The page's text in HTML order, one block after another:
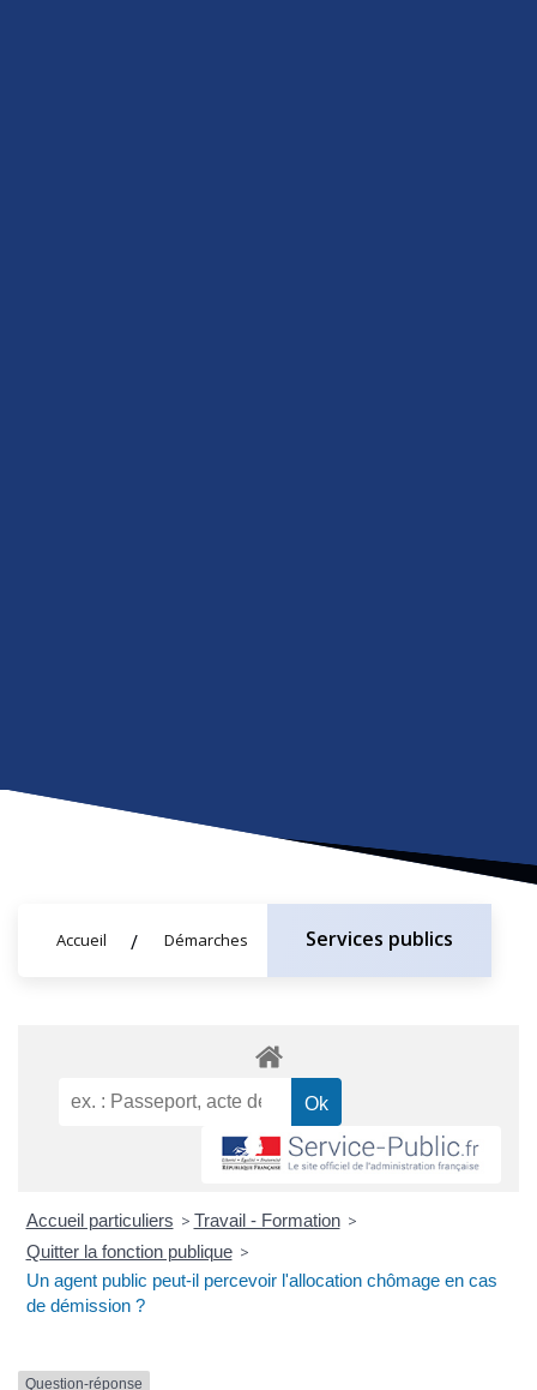
Accueil Démarches Services publics
Accueil particuliers > Travail - Formation >
Quitter la fonction publique >
Un agent public peut-il percevoir l'allocation chômage en cas
de démission ?
Question-réponse